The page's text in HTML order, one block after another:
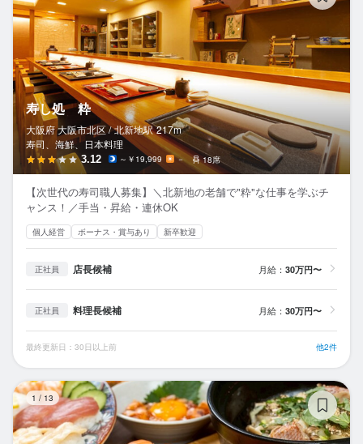
寿し処 粋
大阪府 大阪市北区 / 北新地駅 217m
寿司、海鮮、日本料理
3.12 ～￥19,999 － 18席
【次世代の寿司職人募集】＼北新地の老舗で"粋"な仕事を学ぶチ
ャンス！／手当・昇給・連休OK
個人経営 ボーナス・賞与あり 新卒歓迎
正社員 店長候補 月給： 30万円〜
正社員 料理長候補 月給： 30万円〜
最終更新日：30日以上前 他2件
1 / 13